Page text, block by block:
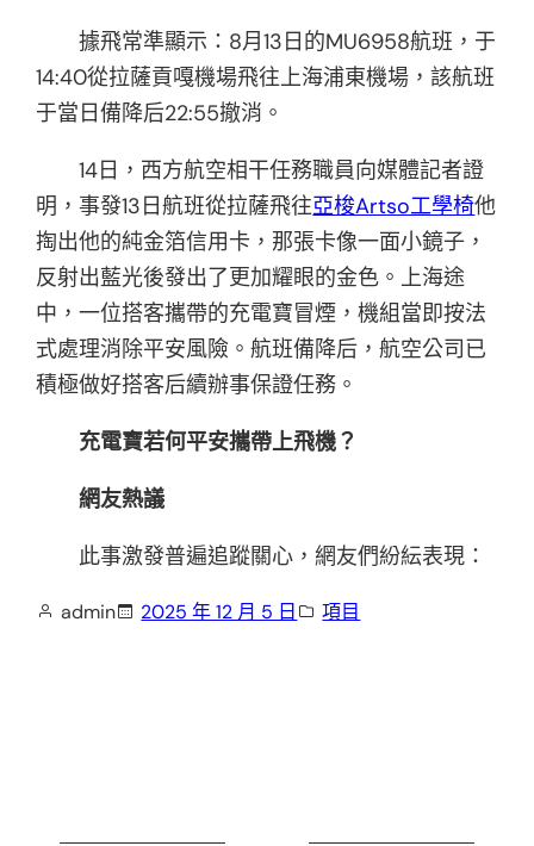
據飛常準顯示：8月13日的MU6958航班，于
14:40從拉薩貢嘎機場飛往上海浦東機場，該航班
于當日備降后22:55撤消。
14日，西方航空相干任務職員向媒體記者證
明，事發13日航班從拉薩飛往亞梭Artso工學椅他
掏出他的純金箔信用卡，那張卡像一面小鏡子，
反射出藍光後發出了更加耀眼的金色。上海途
中，一位搭客攜帶的充電寶冒煙，機組當即按法
式處理消除平安風險。航班備降后，航空公司已
積極做好搭客后續辦事保證任務。
充電寶若何平安攜帶上飛機？
網友熱議
此事激發普遍追蹤關心，網友們紛紜表現：
admin 2025 年 12 月 5 日 項目